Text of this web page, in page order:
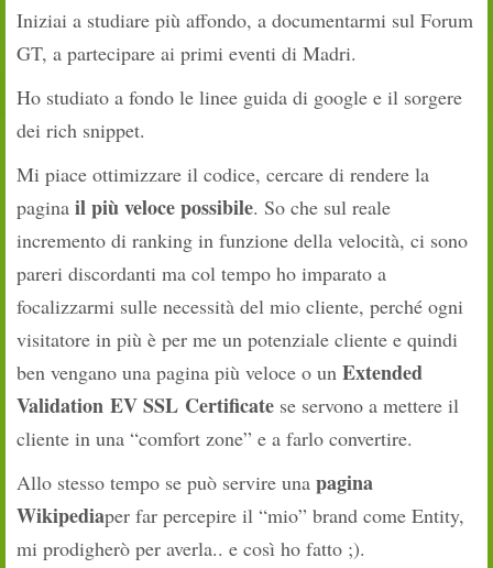
Iniziai a studiare più affondo, a documentarmi sul Forum
GT, a partecipare ai primi eventi di Madri.
Ho studiato a fondo le linee guida di google e il sorgere
dei rich snippet.
Mi piace ottimizzare il codice, cercare di rendere la
pagina il più veloce possibile. So che sul reale
incremento di ranking in funzione della velocità, ci sono
pareri discordanti ma col tempo ho imparato a
focalizzarmi sulle necessità del mio cliente, perché ogni
visitatore in più è per me un potenziale cliente e quindi
ben vengano una pagina più veloce o un Extended
Validation EV SSL Certificate se servono a mettere il
cliente in una “comfort zone” e a farlo convertire.
Allo stesso tempo se può servire una pagina
Wikipediaper far percepire il “mio” brand come Entity,
mi prodigherò per averla.. e così ho fatto ;).